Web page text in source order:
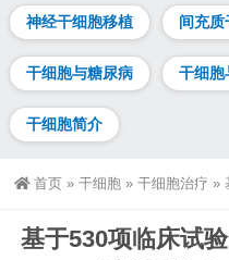
神经干细胞移植 间充质
干细胞与糖尿病 干细胞
干细胞简介
首页 » 干细胞 » 干细胞治疗 »
基于530项临床试